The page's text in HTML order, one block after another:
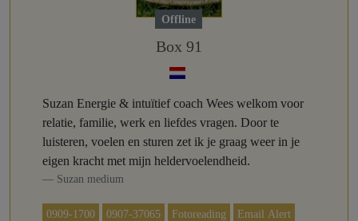
Offline
Box 91
Suzan Energie & intuïtief coach Wees welkom voor
relatie, familie, werk en liefdes vragen. Door te
luisteren, voelen en sturen zet ik je graag weer in je
eigen kracht met mijn heldervoelendheid.
Suzan medium
0909-1700 0907-37065 Fotoreading Email Alert